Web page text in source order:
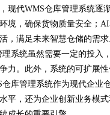
现代WMS仓库管理系统逐
境，确保货物质量安全；
，满足未来智慧仓储的需求
理系统虽然需要一定的投入
力。此外，系统的可扩展
仓库管理系统作为现代企业
平，还为企业创新业务模